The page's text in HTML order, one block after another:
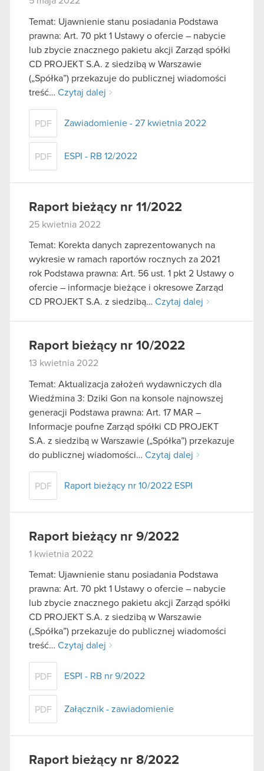
Temat: Ujawnienie stanu posiadania Podstawa
prawna: Art. 70 pkt 1 Ustawy o ofercie – nabycie
lub zbycie znacznego pakietu akcji Zarząd spółki
CD PROJEKT S.A. z siedzibą w Warszawie
(„Spółka”) przekazuje do publicznej wiadomości
treść… Czytaj dalej
PDF Zawiadomienie - 27 kwietnia 2022
PDF ESPI - RB 12/2022
Raport bieżący nr 11/2022
25 kwietnia 2022
Temat: Korekta danych zaprezentowanych na
wykresie w ramach raportów rocznych za 2021
rok Podstawa prawna: Art. 56 ust. 1 pkt 2 Ustawy o
ofercie – informacje bieżące i okresowe Zarząd
CD PROJEKT S.A. z siedzibą… Czytaj dalej
Raport bieżący nr 10/2022
13 kwietnia 2022
Temat: Aktualizacja założeń wydawniczych dla
Wiedźmina 3: Dziki Gon na konsole najnowszej
generacji Podstawa prawna: Art. 17 MAR –
Informacje poufne Zarząd spółki CD PROJEKT
S.A. z siedzibą w Warszawie („Spółka”) przekazuje
do publicznej wiadomości… Czytaj dalej
PDF Raport bieżący nr 10/2022 ESPI
Raport bieżący nr 9/2022
1 kwietnia 2022
Temat: Ujawnienie stanu posiadania Podstawa
prawna: Art. 70 pkt 1 Ustawy o ofercie – nabycie
lub zbycie znacznego pakietu akcji Zarząd spółki
CD PROJEKT S.A. z siedzibą w Warszawie
(„Spółka”) przekazuje do publicznej wiadomości
treść… Czytaj dalej
PDF ESPI - RB nr 9/2022
PDF Załącznik - zawiadomienie
Raport bieżący nr 8/2022